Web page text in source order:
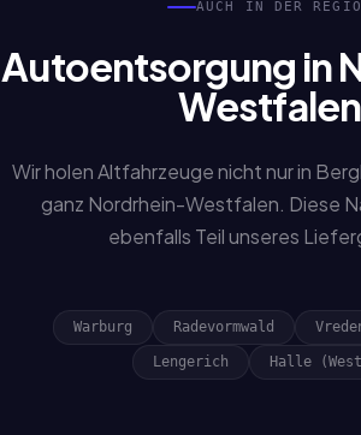
AUCH IN DER
Autoentsorgung in
Westfalen
Wir holen Altfahrzeuge nicht nur in
ganz Nordrhein-Westfalen. Diese
ebenfalls Teil unseres
Warburg Radevormwald
Lengerich Halle